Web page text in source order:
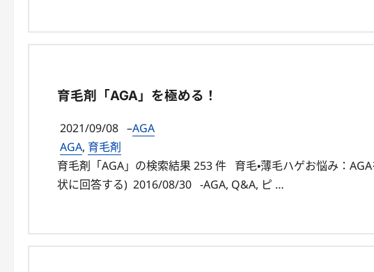
育毛剤「AGA」を極める！
2021/09/08 –AGA
AGA, 育毛剤
育毛剤「AGA」の検索結果 253 件 育毛・薄毛ハゲお悩み：
状に回答する) 2016/08/30 -AGA, Q&A, ピ …